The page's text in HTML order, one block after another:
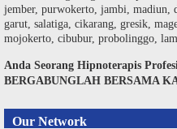
jember, purwokerto, jambi, madiun,
garut, salatiga, cikarang, gresik,
mojokerto, cibubur, probolinggo,
Anda Seorang Hipnoterapis
BERGABUNGLAH BERSAMA
Our Network